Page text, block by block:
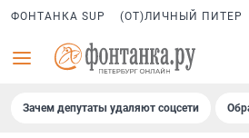
ФОНТАНКА SUP (ОТ)ЛИЧНЫЙ ПИТЕР
Зачем депутаты удаляют соцсети